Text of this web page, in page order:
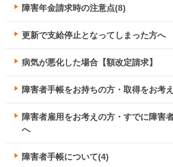
障害年金請求時の注意点(8)
更新で支給停止となってしまった方へ
病気が悪化した場合【額改定請求】
障害者手帳をお持ちの方・取得をお考
障害者雇用をお考えの方・すでに障害
へ
障害者手帳について(4)